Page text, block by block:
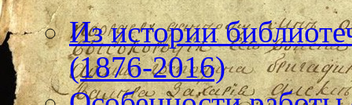
Из истории
(1876-2016)